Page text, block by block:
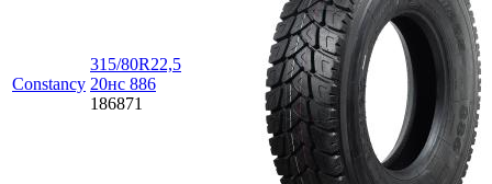
Constancy
315/80R22,5
20нc 886
186871